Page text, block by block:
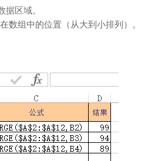
据区域。
数组中的位置（从大到小排列）。